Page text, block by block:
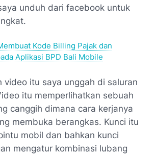
unduh dari facebook untuk
Kode Billing Pajak dan
Aplikasi BPD Bali Mobile
video itu saya unggah di saluran
itu memperlihatkan sebuah
canggih dimana cara kerjanya
membuka berangkas. Kunci itu
mobil dan bahkan kunci
mengatur kombinasi lubang